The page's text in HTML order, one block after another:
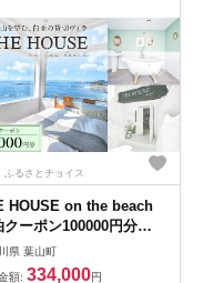
ふるさとチョイス
HOUSE on the beach
クーポン100000円分
県 葉山町
額: 334,000円